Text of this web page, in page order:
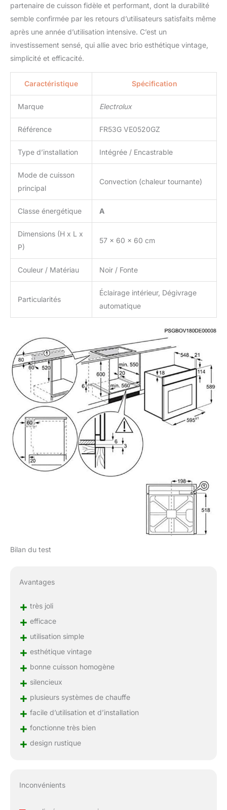
partenaire de cuisson fidèle et performant, dont la durabilité
semble confirmée par les retours d’utilisateurs satisfaits même
après une année d’utilisation intensive. C’est un
investissement sensé, qui allie avec brio esthétique vintage,
simplicité et efficacité.
Caractéristique Spécification
Marque Electrolux
Référence FR53G VE0520GZ
Type d’installation Intégrée / Encastrable
Mode de cuisson
principal
Convection (chaleur tournante)
Classe énergétique A
Dimensions (H x L x
P)
57 x 60 x 60 cm
Couleur / Matériau Noir / Fonte
Particularités
Éclairage intérieur, Dégivrage
automatique
Bilan du test
Avantages
+ très joli
+ efficace
+ utilisation simple
+ esthétique vintage
+ bonne cuisson homogène
+ silencieux
+ plusieurs systèmes de chauffe
+ facile d’utilisation et d’installation
+ fonctionne très bien
+ design rustique
Inconvénients